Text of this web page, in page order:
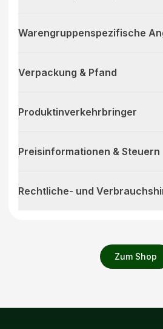
Zum Shop
Warengruppenspezifische
Verpackung & Pfand
Produktinverkehrbringer
Preisinformationen & Steuern
Rechtliche- und